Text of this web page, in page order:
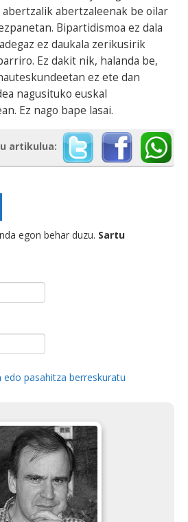
bertzalik abertzaleenak be oilar
Bipartidismoa ez dala
ez daukala zerikusirik
Ez dakit nik, halanda be,
ez ete dan
nagusituko euskal
Ez nago bape lasai.
artikulua:
egon behar duzu. Sartu
edo pasahitza berreskuratu